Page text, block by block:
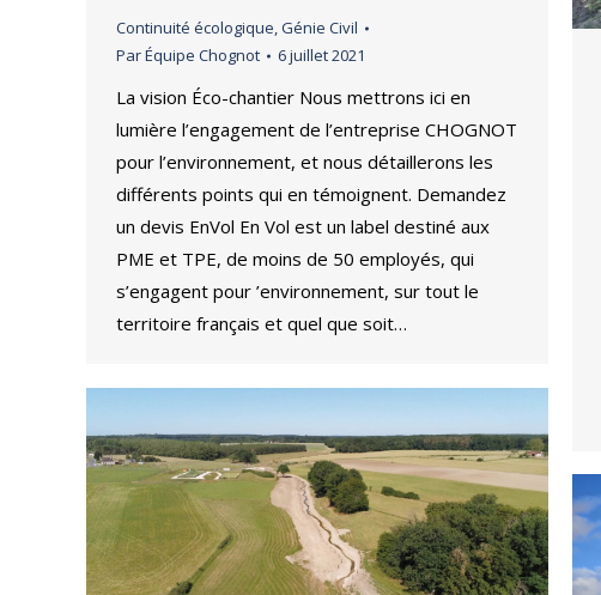
Continuité écologique,Génie Civil
ParÉquipe Chognot 6 juillet 2021
La vision Éco-chantier Nous mettrons ici en
lumière l’engagement de l’entreprise CHOGNOT
pour l’environnement, et nous détaillerons les
différents points qui en témoignent. Demandez
un devis EnVol En Vol est un label destiné aux
PME et TPE, de moins de 50 employés, qui
s’engagent pour ’environnement, sur tout le
territoire français et quel que soit…